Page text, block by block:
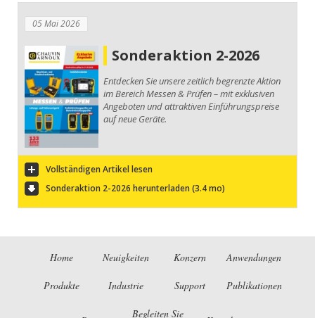
05 Mai 2026
Sonderaktion 2-2026
Entdecken Sie unsere zeitlich begrenzte Aktion
im Bereich Messen & Prüfen – mit exklusiven
Angeboten und attraktiven Einführungspreise
auf neue Geräte.
Vollständigen Artikel lesen
Sonderaktion 2-2026 herunterladen (3.4 mo)
Home Neuigkeiten Konzern Anwendungen
Produkte Industrie Support Publikationen
Begleiten Sie